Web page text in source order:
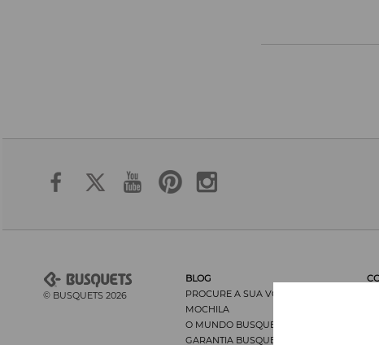
© BUSQUETS 2026
BLOG
PROCURE A SUA VOLTA E DEPOIS A
MOCHILA
O MUNDO BUSQUETS
GARANTIA BUSQUETS